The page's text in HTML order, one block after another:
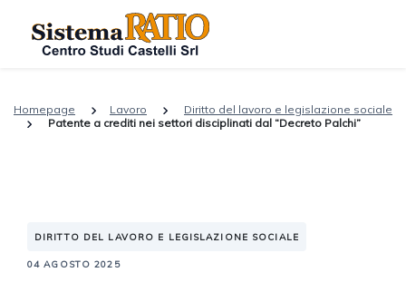
Homepage Lavoro
Diritto del lavoro e legislazione sociale
Patente a crediti nei settori disciplinati dal “Decreto Palchi”
DIRITTO DEL LAVORO E LEGISLAZIONE SOCIALE
04 AGOSTO 2025